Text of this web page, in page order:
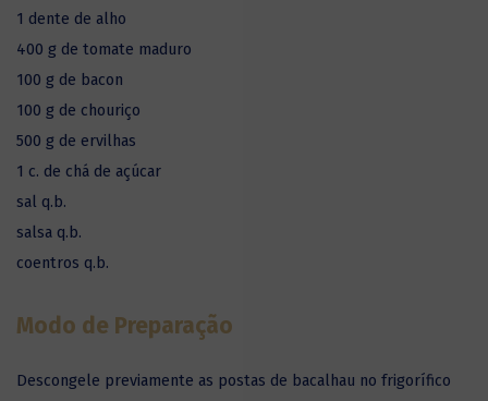
1 dente de alho
400 g de tomate maduro
100 g de bacon
100 g de chouriço
500 g de ervilhas
1 c. de chá de açúcar
sal q.b.
salsa q.b.
coentros q.b.
Modo de Preparação
Descongele previamente as postas de bacalhau no frigorífico